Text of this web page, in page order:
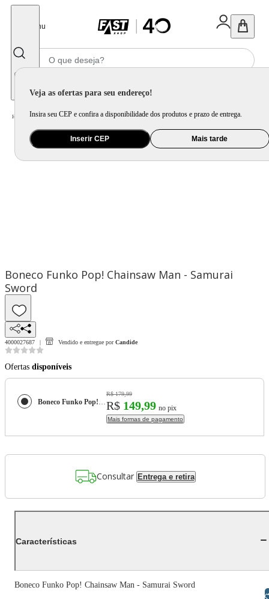
Menu
Veja as ofertas para seu endereço!
Insira seu CEP e confira a disponibilidade dos produtos e prazo de entrega.
Inserir CEP Mais tarde
Home Brinquedo e Colecionável / Para Colecionar
Boneco Funko Pop! Chainsaw Man - Samurai
Sword
4000027687 Vendido e entregue por Candide
Ofertas disponíveis
Boneco Funko Pop! Chainsaw Man - Samurai Sword
R$ 179,99
R$ 149,99 no pix
Mais formas de pagamento
Consultar Entrega e retira
Características
Boneco Funko Pop! Chainsaw Man - Samurai Sword